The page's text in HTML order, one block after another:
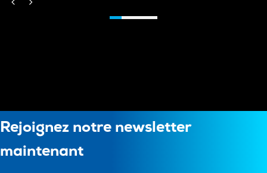
Rejoignez notre newsletter
maintenant